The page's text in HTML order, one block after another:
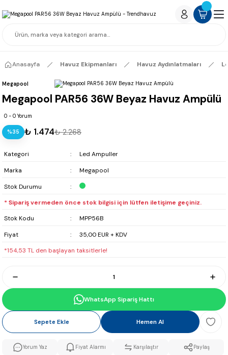
Anasayfa Havuz Ekipmanları Havuz Aydınlatmaları
Megapool
Megapool PAR56 36W Beyaz Havuz Ampülü
0 - 0 Yorum
%35 ₺ 1.474₺ 2.268
Kategori
Led Ampuller
Marka
Megapool
Stok Durumu
* Sipariş vermeden önce stok bilgisi için lütfen iletişime geçiniz.
Stok Kodu
MPP56B
Fiyat
35,00 EUR + KDV
*154,53 TL den başlayan taksitlerle!
WhatsApp Sipariş Hattı
Sepete Ekle Hemen Al
Yorum Yaz Fiyat Alarmı Karşılaştır Paylaş